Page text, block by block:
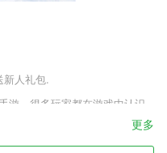
新人礼包.
游，很多玩家都在游戏中认识
些好友一起组队，通过各种各样
。
更多